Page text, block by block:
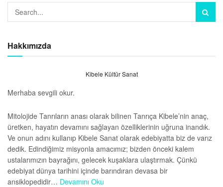
Hakkımızda
Kibele Kültür Sanat
Merhaba sevgili okur.
Mitolojide Tanrıların anası olarak bilinen Tanrıça Kibele’nin anaç,
üretken, hayatın devamını sağlayan özelliklerinin uğruna inandık.
Ve onun adını kullanıp Kibele Sanat olarak edebiyatta biz de varız
dedik. Edindiğimiz misyonla amacımız; bizden önceki kalem
ustalarımızın bayrağını, gelecek kuşaklara ulaştırmak. Çünkü
edebiyat dünya tarihini içinde barındıran devasa bir
ansiklopedidir… Devamını Oku